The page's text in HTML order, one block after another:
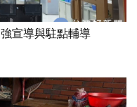
宣導與駐點輔導